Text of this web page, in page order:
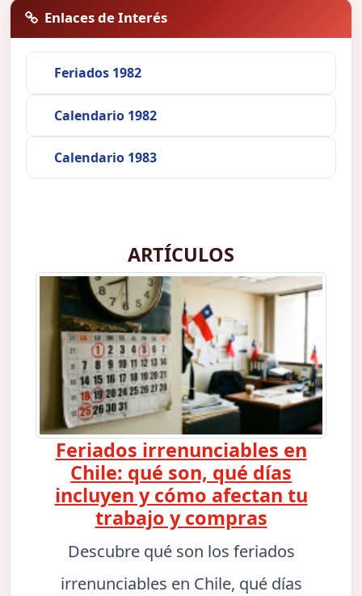
Enlaces de Interés
Feriados 1982
Calendario 1982
Calendario 1983
ARTÍCULOS
Feriados irrenunciables en
Chile: qué son, qué días
incluyen y cómo afectan tu
trabajo y compras
Descubre qué son los feriados
irrenunciables en Chile, qué días